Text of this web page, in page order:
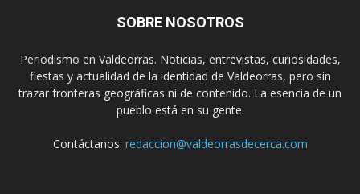
SOBRE NOSOTROS
Periodismo en Valdeorras. Noticias, entrevistas, curiosidades,
fiestas y actualidad de la identidad de Valdeorras, pero sin
trazar fronteras geográficas ni de contenido. La esencia de un
pueblo está en su gente.
Contáctanos: redaccion@valdeorrasdecerca.com